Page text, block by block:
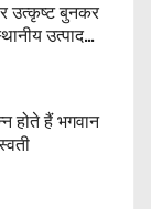
उत्कृष्ट बुनकर
उत्पाद
होते हैं भगवान